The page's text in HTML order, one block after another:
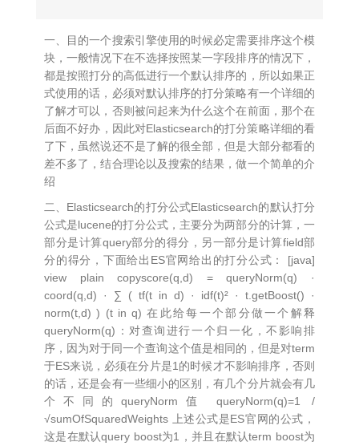
一、目的一个搜索引擎使用的时候必定需要排序这个模
块，一般情况下在不选择按照某一字段排序的情况下，
都是按照打分的高低进行一个默认排序的，所以如果正
式使用的话，必须对默认排序的打分策略有一个详细的
了解才可以，否则被问起来为什么这个在前面，那个在
后面不好办，因此对Elasticsearch的打分策略详细的看
了下，虽然说还不是了解的很全部，但是大部分都看的
差不多了，结合理论以及搜索的结果，做一个简单的介
绍
二、Elasticsearch的打分公式Elasticsearch的默认打分
公式是lucene的打分公式，主要分为两部分的计算，一
部分是计算query部分的得分，另一部分是计算field部
分的得分，下面给出ES官网给出的打分公式： [java]
view plain copyscore(q,d) = queryNorm(q) ·
coord(q,d) · ∑ ( tf(t in d) · idf(t)² · t.getBoost() ·
norm(t,d) ) (t in q) 在此给每一个部分做一个解释
queryNorm(q)：对查询进行一个归一化，不影响排
序，因为对于同一个查询这个值是相同的，但是对term
于ES来说，必须在分片是1的时候才不影响排序，否则
的话，还是会有一些细小的区别，有几个分片就会有几
个不同的queryNorm值 queryNorm(q)=1 /
√sumOfSquaredWeights 上述公式是ES官网的公式，
这是在默认query boost为1，并且在默认term boost为